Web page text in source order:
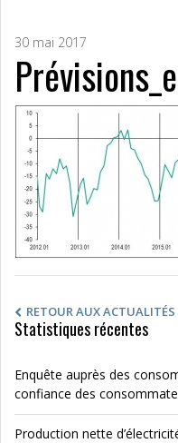
30 mai 2017
RETOUR AUX ACTUALITÉS
Statistiques récentes
Enquête auprès des
confiance des
Production nette